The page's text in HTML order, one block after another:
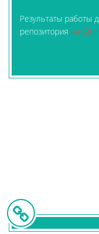
Результаты работы
репозитория на